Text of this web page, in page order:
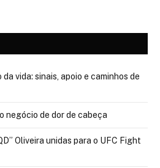
vida: sinais, apoio e caminhos de
negócio de dor de cabeça
Oliveira unidas para o UFC Fight